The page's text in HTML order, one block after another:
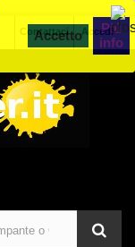
Accedi
Contattaci
Piú
info